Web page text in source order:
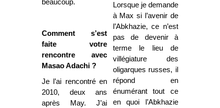
beaucoup.
Comment s’est
faite votre
rencontre avec
Masao Adachi ?
Je l’ai rencontré en
2010, deux ans
après May. J’ai
Lorsque je demande
à Max si l’avenir de
l’Abkhazie, ce n’est
pas de devenir à
terme le lieu de
villégiature des
oligarques russes, il
répond en
énumérant tout ce
en quoi l’Abkhazie